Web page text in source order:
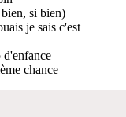
si bien)
je sais c'est
d'enfance
chance